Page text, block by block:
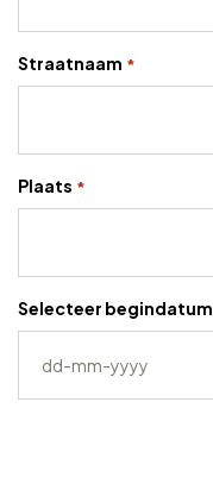
Straatnaam *
Plaats *
Selecteer begindatum
dash